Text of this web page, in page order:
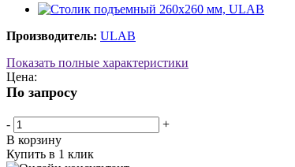
Производитель: ULAB
Показать полные характеристики
Цена:
По запросу
-
+
В корзину
Купить в 1 клик